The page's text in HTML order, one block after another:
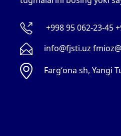
+998 95 062-23-45
info@fjsti.uz
Fargʻona sh, Yangi